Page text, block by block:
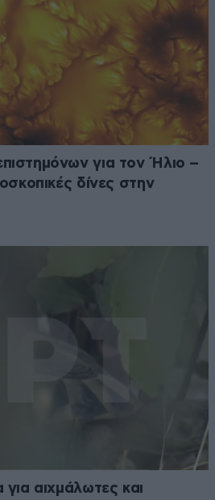
για τον Ήλιο –
δίνες στην
για αιχμάλωτες και